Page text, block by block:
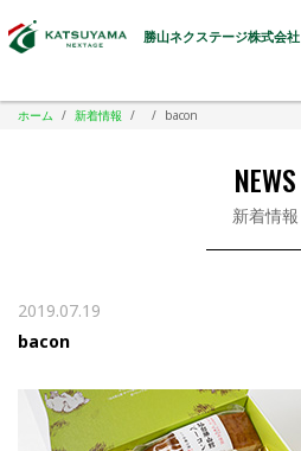
勝山ネクステージ株式会社
ホーム / 新着情報 / / bacon
NEWS
新着情報
2019.07.19
bacon